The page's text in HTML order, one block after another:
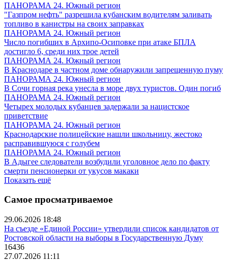
ПАНОРАМА 24. Южный регион
"Газпром нефть" разрешила кубанским водителям заливать
топливо в канистры на своих заправках
ПАНОРАМА 24. Южный регион
Число погибших в Архипо-Осиповке при атаке БПЛА
достигло 6, среди них трое детей
ПАНОРАМА 24. Южный регион
В Краснодаре в частном доме обнаружили запрещенную пуму
ПАНОРАМА 24. Южный регион
В Сочи горная река унесла в море двух туристов. Один погиб
ПАНОРАМА 24. Южный регион
Четырех молодых кубанцев задержали за нацистское
приветствие
ПАНОРАМА 24. Южный регион
Краснодарские полицейские нашли школьницу, жестоко
расправившуюся с голубем
ПАНОРАМА 24. Южный регион
В Адыгее следователи возбудили уголовное дело по факту
смерти пенсионерки от укусов макаки
Показать ещё
Самое просматриваемое
29.06.2026 18:48
На съезде «Единой России» утвердили список кандидатов от
Ростовской области на выборы в Государственную Думу
16436
27.07.2026 11:11